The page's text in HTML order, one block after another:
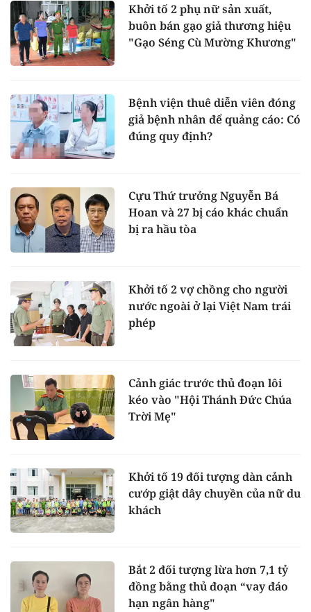
Khởi tố 2 phụ nữ sản xuất,
buôn bán gạo giả thương hiệu
"Gạo Séng Cù Mường Khương"
Bệnh viện thuê diễn viên đóng
giả bệnh nhân để quảng cáo: Có
đúng quy định?
Cựu Thứ trưởng Nguyễn Bá
Hoan và 27 bị cáo khác chuẩn
bị ra hầu tòa
Khởi tố 2 vợ chồng cho người
nước ngoài ở lại Việt Nam trái
phép
Cảnh giác trước thủ đoạn lôi
kéo vào "Hội Thánh Đức Chúa
Trời Mẹ"
Khởi tố 19 đối tượng dàn cảnh
cướp giật dây chuyền của nữ du
khách
Bắt 2 đối tượng lừa hơn 7,1 tỷ
đồng bằng thủ đoạn “vay đáo
hạn ngân hàng"